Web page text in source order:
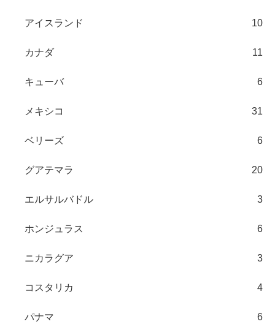
アイスランド 10
カナダ 11
キューバ 6
メキシコ 31
ベリーズ 6
グアテマラ 20
エルサルバドル 3
ホンジュラス 6
ニカラグア 3
コスタリカ 4
パナマ 6